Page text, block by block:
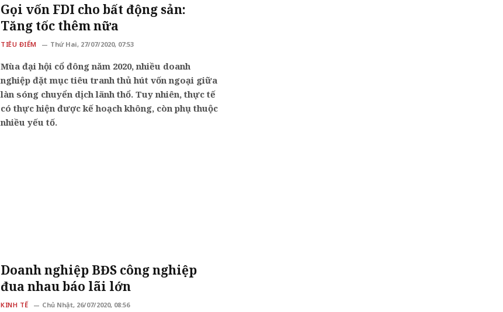
Gọi vốn FDI cho bất động sản:
Tăng tốc thêm nữa
TIÊU ĐIỂM Thứ Hai, 27/07/2020, 07:53
Mùa đại hội cổ đông năm 2020, nhiều doanh
nghiệp đặt mục tiêu tranh thủ hút vốn ngoại giữa
làn sóng chuyển dịch lãnh thổ. Tuy nhiên, thực tế
có thực hiện được kế hoạch không, còn phụ thuộc
nhiều yếu tố.
Doanh nghiệp BĐS công nghiệp
đua nhau báo lãi lớn
KINH TẾ Chủ Nhật, 26/07/2020, 08:56